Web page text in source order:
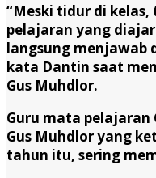
“Meski tidur di
pelajaran yang
langsung menjawab
kata Dantin saat
Gus Muhdlor.
Guru mata
Gus Muhdlor yang
tahun itu, sering